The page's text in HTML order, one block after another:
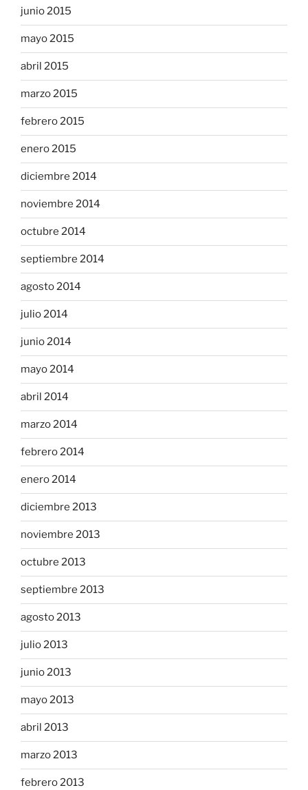
junio 2015
mayo 2015
abril 2015
marzo 2015
febrero 2015
enero 2015
diciembre 2014
noviembre 2014
octubre 2014
septiembre 2014
agosto 2014
julio 2014
junio 2014
mayo 2014
abril 2014
marzo 2014
febrero 2014
enero 2014
diciembre 2013
noviembre 2013
octubre 2013
septiembre 2013
agosto 2013
julio 2013
junio 2013
mayo 2013
abril 2013
marzo 2013
febrero 2013